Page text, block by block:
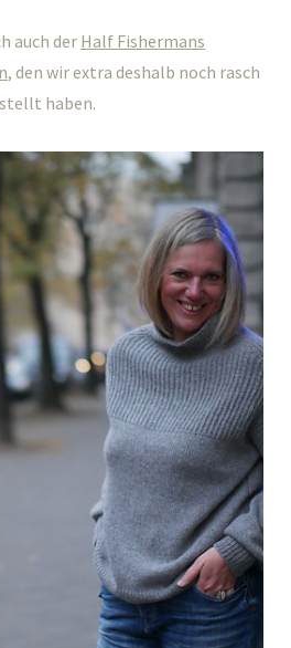
auch der Half Fishermans
, den wir extra deshalb noch rasch
haben.